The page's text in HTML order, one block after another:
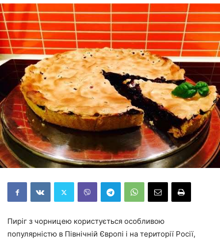
Пиріг з чорницею користується особливою
популярністю в Північній Європі і на території Росії,